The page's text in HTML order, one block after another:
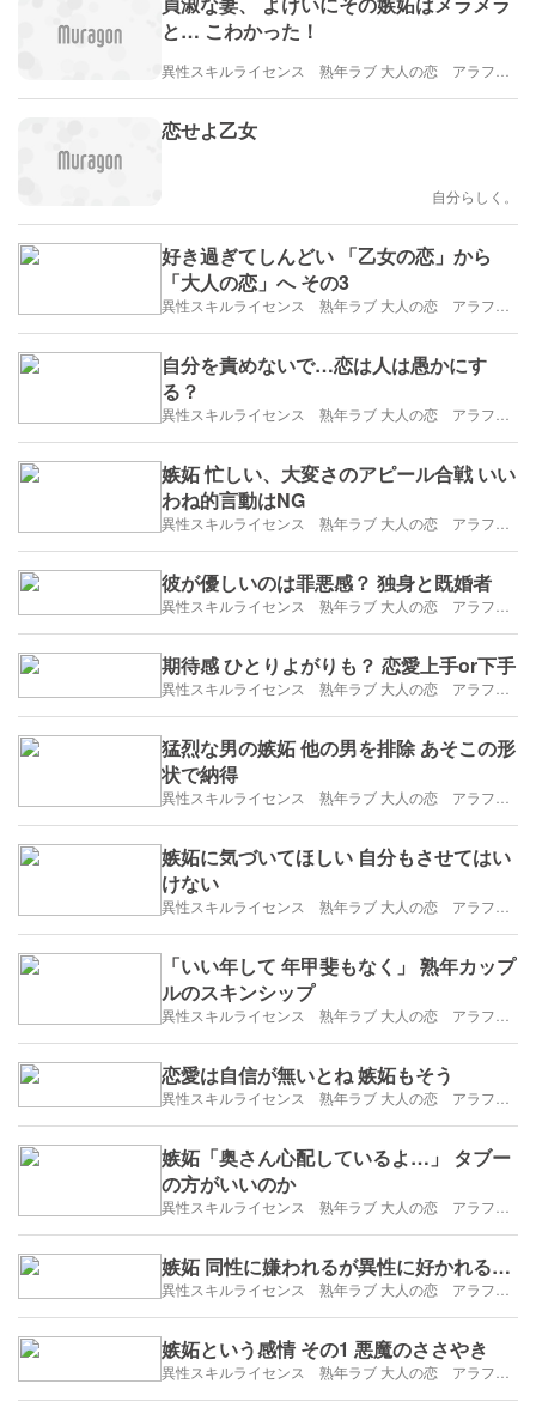
と… こわかった！
恋せよ乙女
自分らしく。
好き過ぎてしんどい 「乙女の恋」から
「大人の恋」へ その3
自分を責めないで…恋は人は愚かにす
る？
嫉妬 忙しい、大変さのアピール合戦 いい
わね的言動はNG
彼が優しいのは罪悪感？ 独身と既婚者
期待感 ひとりよがりも？ 恋愛上手or下手
猛烈な男の嫉妬 他の男を排除 あそこの形
状で納得
嫉妬に気づいてほしい 自分もさせてはい
けない
「いい年して 年甲斐もなく」 熟年カップ
ルのスキンシップ
恋愛は自信が無いとね 嫉妬もそう
嫉妬「奥さん心配しているよ…」 タブー
の方がいいのか
嫉妬 同性に嫌われるが異性に好かれる…
嫉妬という感情 その1 悪魔のささやき